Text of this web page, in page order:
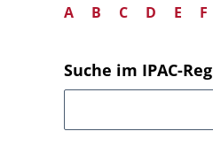
A B C D E F
Suche im IPAC-